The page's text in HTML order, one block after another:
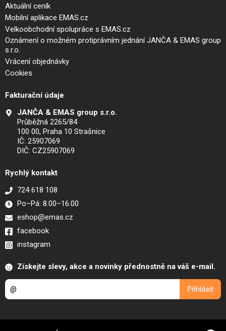
Aktuální ceník
Mobilní aplikace EMAS.cz
Velkoobchodní spolupráce s EMAS.cz
Oznámení o možném protiprávním jednání JANČA & EMAS group
s.r.o.
Vrácení objednávky
Cookies
Fakturační údaje
JANČA & EMAS group s.r.o.
Průběžná 2265/84
100 00, Praha 10 Strašnice
IČ: 25907069
DIČ: CZ25907069
Rychlý kontakt
724 618 108
Po–Pá: 8.00–16.00
eshop@emas.cz
facebook
instagram
Získejte slevy, akce a novinky přednostně na váš e-mail.